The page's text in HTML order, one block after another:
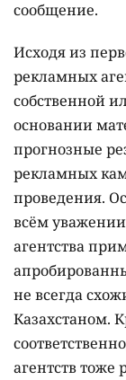
сообщение.
Исходя из
рекламных
собственной
основании
прогнозные
рекламных
проведения.
всём
агентства
не всегда
Казахстаном.
агентств тоже